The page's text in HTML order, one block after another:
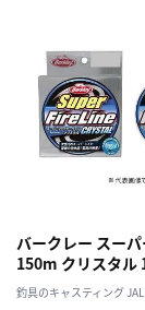
バークレー スー
150m クリスタル
釣具のキャスティング